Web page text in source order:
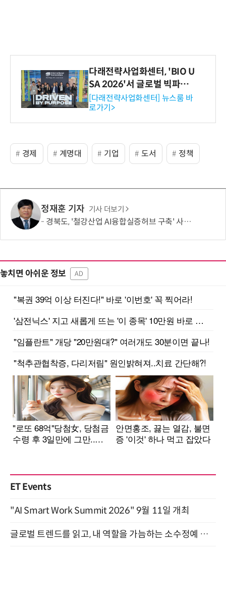
다래전략사업화센터, 'BIO U
SA 2026'서 글로벌 빅파마
와의 비즈니스 미팅 지원…K
-바이오 해외 진출 교두보 확
보
[다래전략사업화센터] 뉴스룸 바
로가기>
경제 계명대 기업 도서 정책
정재훈 기자 기사 더보기
경북도, '철강산업 AI융합실증허브 구축' 사업 선정
놓치면 아쉬운 정보 AD
ET Events
"AI Smart Work Summit 2026" 9월 11일 개최
글로벌 트렌드를 읽고, 내 역할을 가늠하는 소수정예 실습 워크숍 (8/28)